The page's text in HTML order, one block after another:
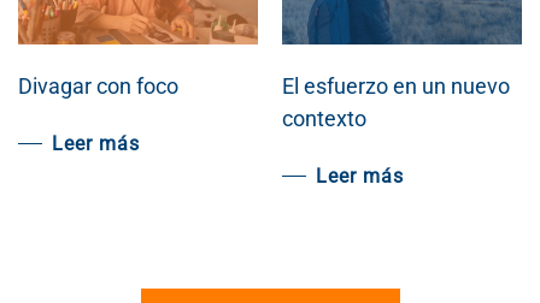
Divagar con foco
Leer más
El esfuerzo en un nuevo
contexto
Leer más